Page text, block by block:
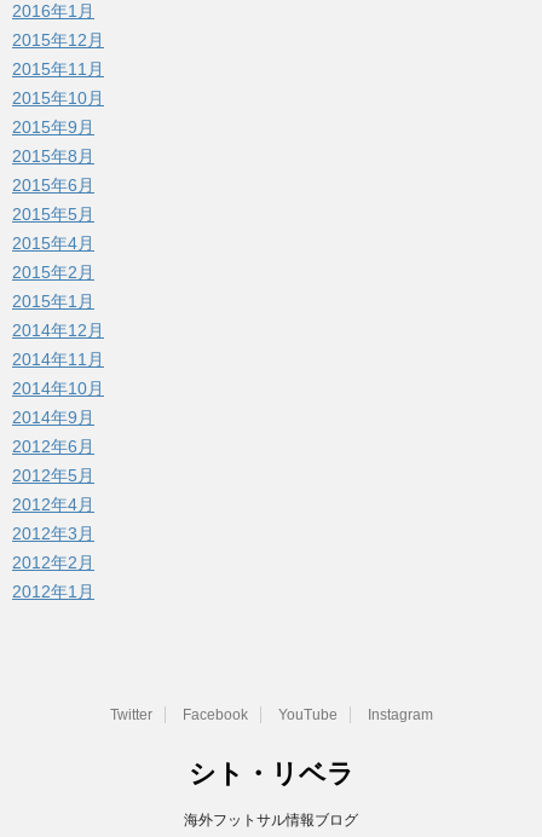
2016年1月
2015年12月
2015年11月
2015年10月
2015年9月
2015年8月
2015年6月
2015年5月
2015年4月
2015年2月
2015年1月
2014年12月
2014年11月
2014年10月
2014年9月
2012年6月
2012年5月
2012年4月
2012年3月
2012年2月
2012年1月
Twitter Facebook YouTube Instagram
シト・リベラ
海外フットサル情報ブログ